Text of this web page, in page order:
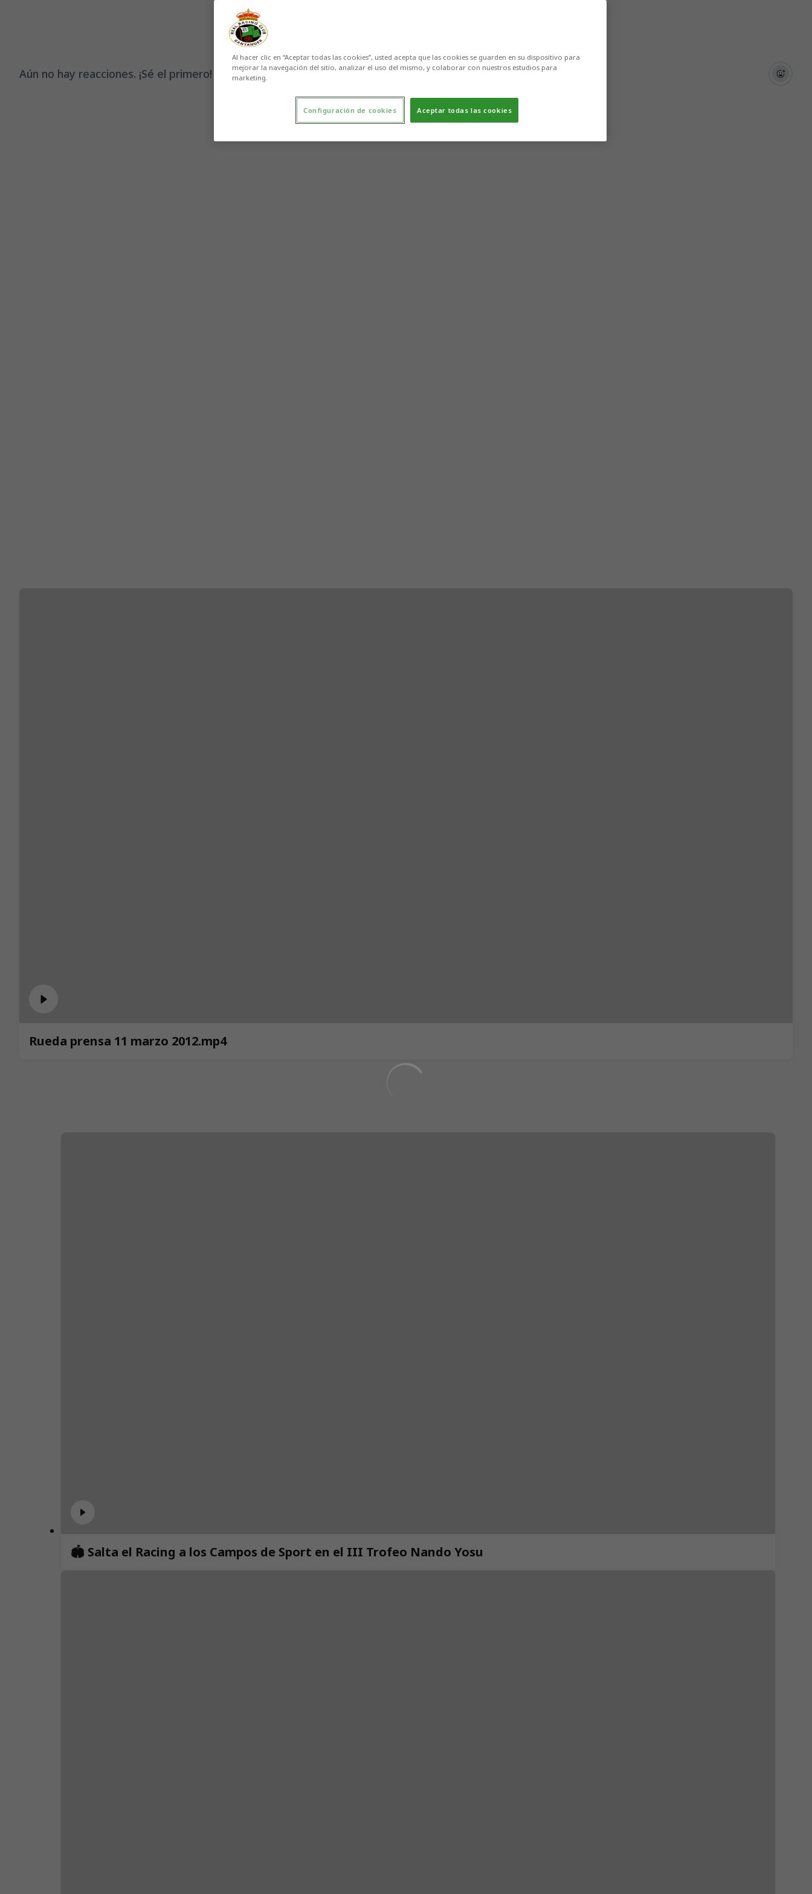
Aún no hay reacciones. ¡Sé el primero!
Rueda prensa 11 marzo 2012.mp4
🏟️ Salta el Racing a los Campos de Sport en el III Trofeo Nando Yosu
Al hacer clic en “Aceptar todas las cookies”, usted acepta que las cookies se guarden en su dispositivo para
mejorar la navegación del sitio, analizar el uso del mismo, y colaborar con nuestros estudios para
marketing.
Aceptar todas las cookies
Configuración de cookies